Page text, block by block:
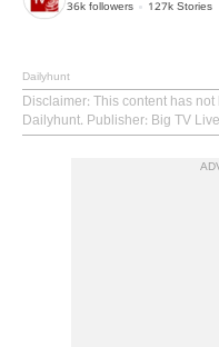
36k followers 127k Stories
Dailyhunt
Disclaimer: This content has
Dailyhunt. Publisher: Big TV Live